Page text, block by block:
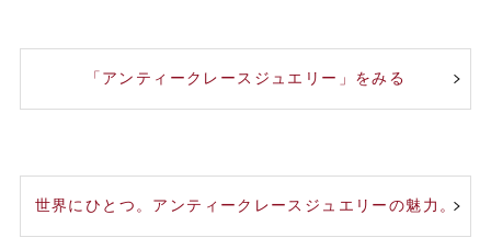
「アンティークレースジュエリー」をみる
世界にひとつ。アンティークレースジュエリーの魅力。